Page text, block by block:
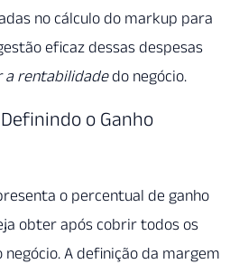
no cálculo do markup para
eficaz dessas despesas
a rentabilidadedo negócio.
o Ganho
o percentual de ganho
obter após cobrir todos os
A definição da margem